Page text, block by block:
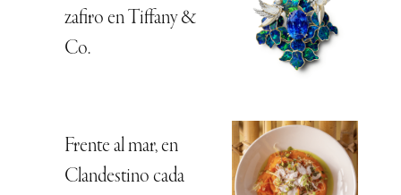
zafiro en Tiffany &
Co.
Frente al mar, en
Clandestino cada